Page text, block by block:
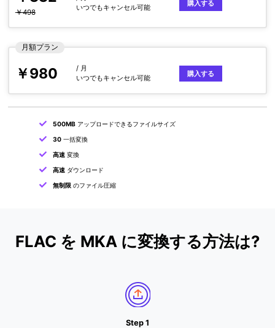
￥498
いつでもキャンセル可能
購入する
月額プラン
￥980
/ 月
いつでもキャンセル可能
購入する
500MBアップロードできるファイルサイズ
30一括変換
高速変換
高速ダウンロード
無制限のファイル圧縮
FLAC を MKA に変換する方法は?
Step 1